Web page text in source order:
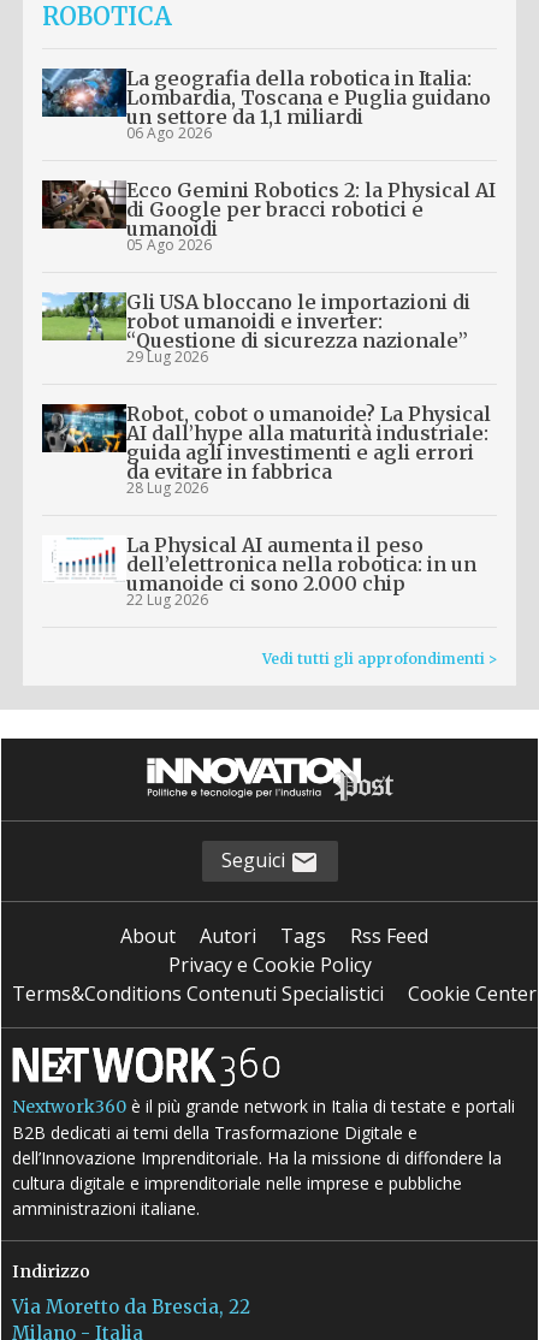
ROBOTICA
La geografia della robotica in Italia:
Lombardia, Toscana e Puglia guidano
un settore da 1,1 miliardi
06 Ago 2026
Ecco Gemini Robotics 2: la Physical AI
di Google per bracci robotici e
umanoidi
05 Ago 2026
Gli USA bloccano le importazioni di
robot umanoidi e inverter:
“Questione di sicurezza nazionale”
29 Lug 2026
Robot, cobot o umanoide? La Physical
AI dall’hype alla maturità industriale:
guida agli investimenti e agli errori
da evitare in fabbrica
28 Lug 2026
La Physical AI aumenta il peso
dell’elettronica nella robotica: in un
umanoide ci sono 2.000 chip
22 Lug 2026
Vedi tutti gli approfondimenti >
Seguici
About Autori Tags
Rss Feed
Privacy e Cookie Policy
Terms&Conditions Contenuti Specialistici
Cookie Center
Nextwork360 è il più grande network in Italia di testate e portali
B2B dedicati ai temi della Trasformazione Digitale e
dell’Innovazione Imprenditoriale. Ha la missione di diffondere la
cultura digitale e imprenditoriale nelle imprese e pubbliche
amministrazioni italiane.
Indirizzo
Via Moretto da Brescia, 22
Milano - Italia